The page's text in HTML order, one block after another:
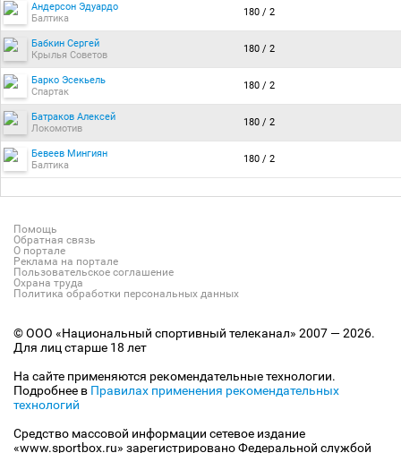
Андерсон Эдуардо
Балтика
180 / 2
Бабкин Сергей
Крылья Советов
180 / 2
Барко Эсекьель
Спартак
180 / 2
Батраков Алексей
Локомотив
180 / 2
Бевеев Мингиян
Балтика
180 / 2
Помощь
Обратная связь
О портале
Реклама на портале
Пользовательское соглашение
Охрана труда
Политика обработки персональных данных
© ООО «Национальный спортивный телеканал» 2007 — 2026.
Для лиц старше 18 лет
На сайте применяются рекомендательные технологии.
Подробнее в Правилах применения рекомендательных
технологий
Средство массовой информации сетевое издание
«www.sportbox.ru» зарегистрировано Федеральной службой